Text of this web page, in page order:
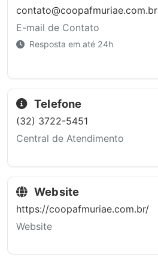
contato@coopafmuriae.com.br
E-mail de Contato
Resposta em até 24h
Telefone
(32) 3722-5451
Central de Atendimento
Website
https://coopafmuriae.com.br/
Website